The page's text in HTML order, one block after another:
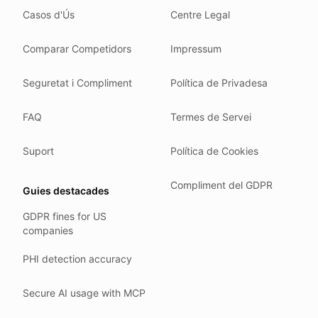
We do not train models on your text.
You own your work.
Hetzner holds ISO 27001 certification.
Backups run every day.
Need help?
support@anonym.legal
We reply within one business day.
Casos d'Ús
Comparar Competidors
Seguretat i Compliment
FAQ
Suport
Guies destacades
GDPR fines for US
companies
PHI detection accuracy
Secure AI usage with MCP
Centre Legal
Impressum
Política de Privadesa
Termes de Servei
Política de Cookies
Compliment del GDPR